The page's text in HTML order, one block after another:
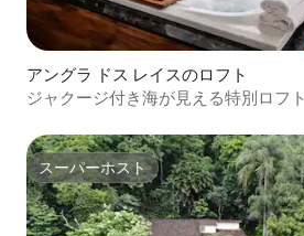
アングラ ドス レイスのロフト
ジャクージ付き海が見える特別ロフト
スーパーホスト
スーパーホスト